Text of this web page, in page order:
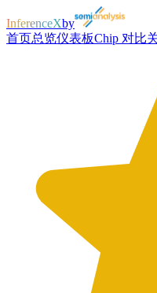
InferenceXby
首页总览仪表板Chip 对比